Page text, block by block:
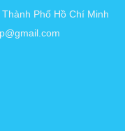
Phố Hồ Chí Minh